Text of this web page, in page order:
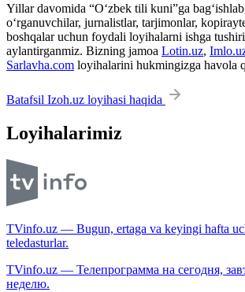
Yillar davomida “O‘zbek tili kuni”ga
o‘rganuvchilar, jurnalistlar, tarjimonlar,
boshqalar uchun foydali loyihalarni ishga
aylantirganmiz. Bizning jamoa Lotin.uz,
Sarlavha.com loyihalarini hukmingizga havola
Batafsil Izoh.uz loyihasi haqida
Loyihalarimiz
TVinfo.uz — Bugun, ertaga va keyingi hafta
teledasturlar.
TVinfo.uz — Телепрограмма на сегодня,
неделю.